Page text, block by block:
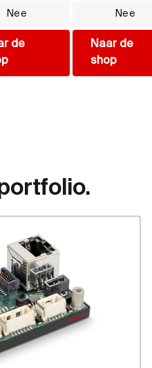
Nee Nee
de
Naar de
shop